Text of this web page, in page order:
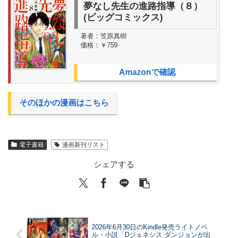
夢なし先生の進路指導（８）
(ビッグコミックス)
著者： 笠原真樹
価格： ￥759
Amazonで確認
そのほかの漫画はこちら
電子書籍 漫画新刊リスト
シェアする
2026年6月30日のKindle発売ライトノベ
ル・小説「Dジェネシス ダンジョンが出